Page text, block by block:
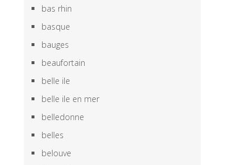
bas rhin
basque
bauges
beaufortain
belle ile
belle ile en mer
belledonne
belles
belouve